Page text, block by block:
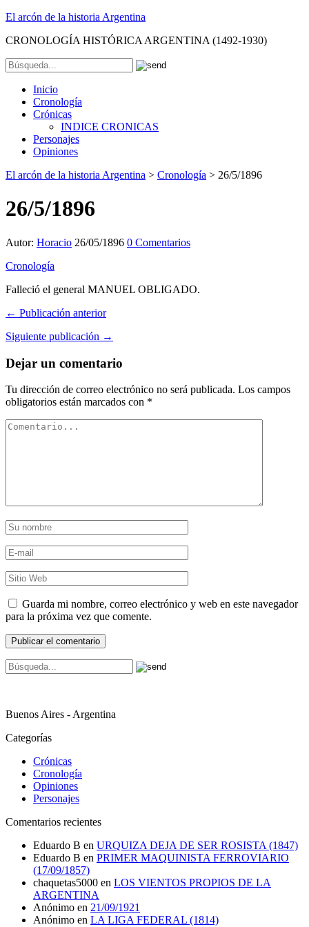
El arcón de la historia Argentina
CRONOLOGÍA HISTÓRICA ARGENTINA (1492-1930)
Inicio
Cronología
Crónicas
INDICE CRONICAS
Personajes
Opiniones
El arcón de la historia Argentina > Cronología > 26/5/1896
26/5/1896
Autor: Horacio 26/05/1896 0 Comentarios
Cronología
Falleció el general MANUEL OBLIGADO.
← Publicación anterior
Siguiente publicación →
Dejar un comentario
Tu dirección de correo electrónico no será publicada. Los campos
obligatorios están marcados con *
Guarda mi nombre, correo electrónico y web en este navegador
para la próxima vez que comente.
Buenos Aires - Argentina
Categorías
Crónicas
Cronología
Opiniones
Personajes
Comentarios recientes
Eduardo B en URQUIZA DEJA DE SER ROSISTA (1847)
Eduardo B en PRIMER MAQUINISTA FERROVIARIO
(17/09/1857)
chaquetas5000 en LOS VIENTOS PROPIOS DE LA
ARGENTINA
Anónimo en 21/09/1921
Anónimo en LA LIGA FEDERAL (1814)